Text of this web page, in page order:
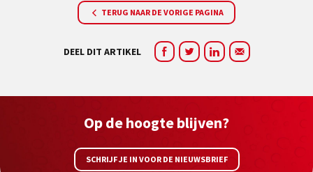
TERUG NAAR DE VORIGE PAGINA
DEEL DIT ARTIKEL
Op de hoogte blijven?
SCHRIJF JE IN VOOR DE NIEUWSBRIEF